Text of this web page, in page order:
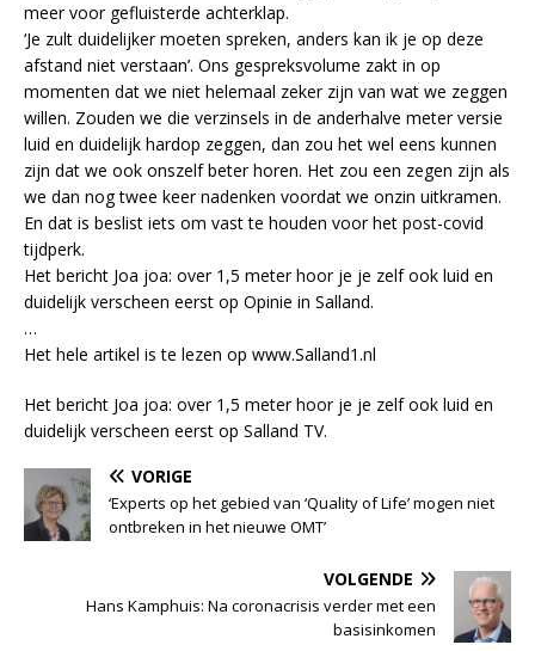
meer voor gefluisterde achterklap.
‘Je zult duidelijker moeten spreken, anders kan ik je op deze
afstand niet verstaan’. Ons gespreksvolume zakt in op
momenten dat we niet helemaal zeker zijn van wat we zeggen
willen. Zouden we die verzinsels in de anderhalve meter versie
luid en duidelijk hardop zeggen, dan zou het wel eens kunnen
zijn dat we ook onszelf beter horen. Het zou een zegen zijn als
we dan nog twee keer nadenken voordat we onzin uitkramen.
En dat is beslist iets om vast te houden voor het post-covid
tijdperk.
Het bericht Joa joa: over 1,5 meter hoor je je zelf ook luid en
duidelijk verscheen eerst op Opinie in Salland.
…
Het hele artikel is te lezen op www.Salland1.nl
Het bericht Joa joa: over 1,5 meter hoor je je zelf ook luid en
duidelijk verscheen eerst op Salland TV.
VORIGE
‘Experts op het gebied van ‘Quality of Life’ mogen niet
ontbreken in het nieuwe OMT’
VOLGENDE
Hans Kamphuis: Na coronacrisis verder met een
basisinkomen